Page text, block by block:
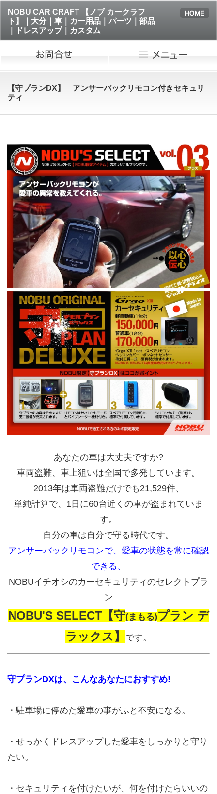
NOBU CAR CRAFT 【ノブ カークラフ
ト】｜大分｜車｜カー用品｜パーツ｜部品
｜ドレスアップ｜カスタム
【守プランDX】 アンサーバックリモコン付きセキュリ
ティ
あなたの車は大丈夫ですか?
車両盗難、車上狙いは全国で多発しています。
2013年は車両盗難だけでも21,529件、
単純計算で、1日に60台近くの車が盗まれていま
す。
自分の車は自分で守る時代です。
アンサーバックリモコンで、愛車の状態を常に確認
できる、
NOBUイチオシのカーセキュリティのセレクトプラ
ン
NOBU'S SELECT【守(まもる)プラン デ
ラックス】
です。
守プランDXは、こんなあなたにおすすめ!
・駐車場に停めた愛車の事がふと不安になる。
・せっかくドレスアップした愛車をしっかりと守り
たい。
・セキュリティを付けたいが、何を付けたらいいの